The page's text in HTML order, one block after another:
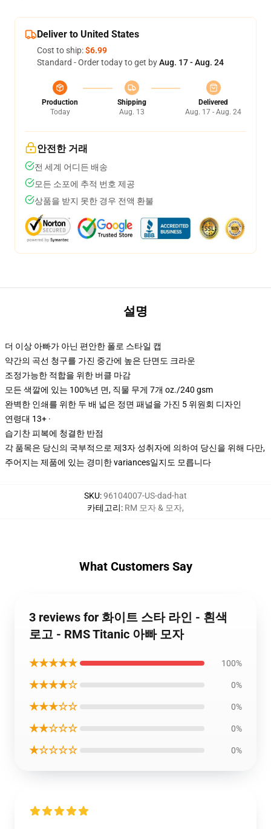
Deliver to United States
Cost to ship:$6.99
Standard - Order today to get byAug. 17 - Aug. 24
Production
Today
Shipping
Aug. 13
Delivered
Aug. 17 - Aug. 24
안전한 거래
전 세계 어디든 배송
모든 소포에 추적 번호 제공
상품을 받지 못한 경우 전액 환불
설명
더 이상 아빠가 아닌 편안한 폴로 스타일 캡
약간의 곡선 청구를 가진 중간에 높은 단면도 크라운
조정가능한 적합을 위한 버클 마감
모든 색깔에 있는 100%년 면, 직물 무게 7개 oz./240 gsm
완벽한 인쇄를 위한 두 배 넓은 정면 패널을 가진 5 위원회 디자인
연령대 13+ ·
습기찬 피복에 청결한 반점
각 품목은 당신의 국부적으로 제3자 성취자에 의하여 당신을 위해 다만,
주어지는 제품에 있는 경미한 variances일지도 모릅니다
SKU:96104007-US-dad-hat
카테고리: RM 모자 & 모자,
What Customers Say
3 reviews for 화이트 스타 라인 - 흰색
로고 - RMS Titanic 아빠 모자
★★★★★ 100%
★★★★☆ 0%
★★★☆☆ 0%
★★☆☆☆ 0%
★☆☆☆☆ 0%